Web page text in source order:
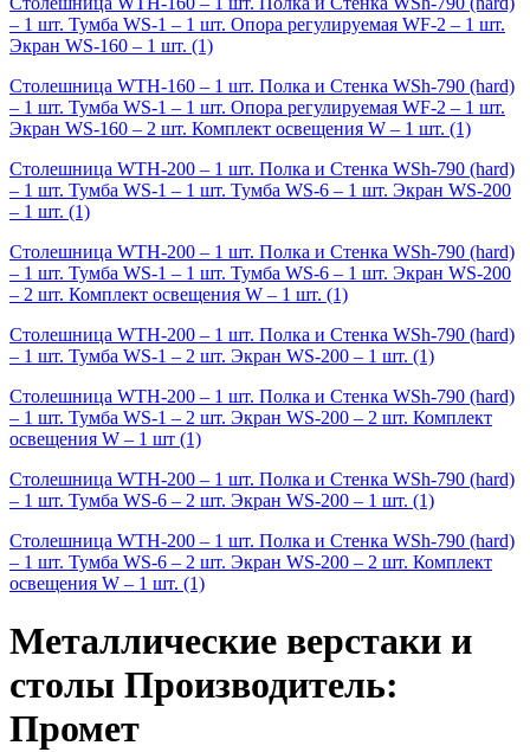
– 1 шт. Тумба WS-1 – 1 шт. Опора регулируемая WF-2 – 1 шт.
Экран WS-160 – 1 шт. (1)
Столешница WTH-160 – 1 шт. Полка и Стенка WSh-790 (hard)
– 1 шт. Тумба WS-1 – 1 шт. Опора регулируемая WF-2 – 1 шт.
Экран WS-160 – 2 шт. Комплект освещения W – 1 шт. (1)
Столешница WTH-200 – 1 шт. Полка и Стенка WSh-790 (hard)
– 1 шт. Тумба WS-1 – 1 шт. Тумба WS-6 – 1 шт. Экран WS-200
– 1 шт. (1)
Столешница WTH-200 – 1 шт. Полка и Стенка WSh-790 (hard)
– 1 шт. Тумба WS-1 – 1 шт. Тумба WS-6 – 1 шт. Экран WS-200
– 2 шт. Комплект освещения W – 1 шт. (1)
Столешница WTH-200 – 1 шт. Полка и Стенка WSh-790 (hard)
– 1 шт. Тумба WS-1 – 2 шт. Экран WS-200 – 1 шт. (1)
Столешница WTH-200 – 1 шт. Полка и Стенка WSh-790 (hard)
– 1 шт. Тумба WS-1 – 2 шт. Экран WS-200 – 2 шт. Комплект
освещения W – 1 шт (1)
Столешница WTH-200 – 1 шт. Полка и Стенка WSh-790 (hard)
– 1 шт. Тумба WS-6 – 2 шт. Экран WS-200 – 1 шт. (1)
Столешница WTH-200 – 1 шт. Полка и Стенка WSh-790 (hard)
– 1 шт. Тумба WS-6 – 2 шт. Экран WS-200 – 2 шт. Комплект
освещения W – 1 шт. (1)
Металлические верстаки и
столы Производитель:
Промет